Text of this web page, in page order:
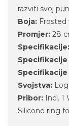
razviti svoj
Boja:
Promjer: 28
Specifikacije:
Specifikacije
Specifikacije
Svojstva:
Pribor: Incl. 1
Silicone ring